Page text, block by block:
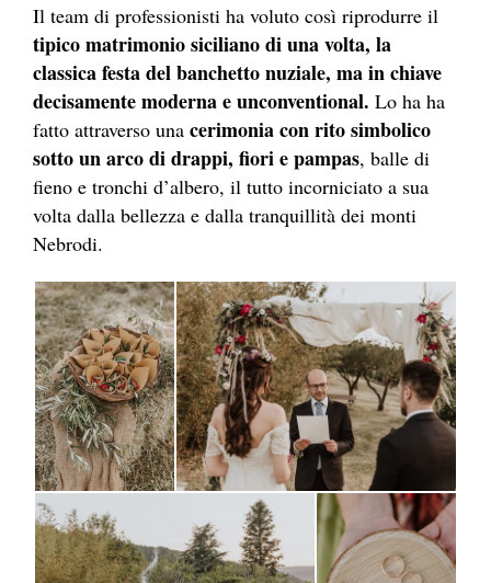
Il team di professionisti ha voluto così riprodurre il
tipico matrimonio siciliano di una volta, la
classica festa del banchetto nuziale, ma in chiave
decisamente moderna e unconventional. Lo ha ha
fatto attraverso una cerimonia con rito simbolico
sotto un arco di drappi, fiori e pampas, balle di
fieno e tronchi d’albero, il tutto incorniciato a sua
volta dalla bellezza e dalla tranquillità dei monti
Nebrodi.